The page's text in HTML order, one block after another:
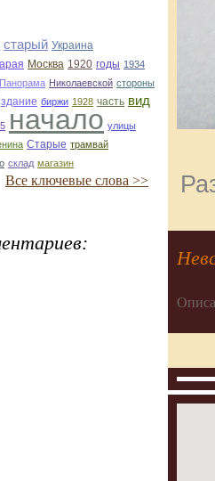
старый Украина
Москва 1920 годы 1934
Панорама Николаевской стороны
здание биржи 1928 часть вид
начало улицы
Старые трамвай
склад магазин
Все ключевые слова >>